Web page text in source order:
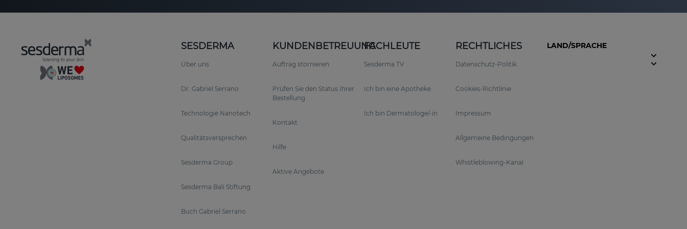
SESDERMA
Über uns
Dr. Gabriel Serrano
Technologie Nanotech
Qualitätsversprechen
Sesderma Group
Sesderma Bali Stiftung
Buch Gabriel Serrano
KUNDENBETREUUNG
Auftrag stornieren
Prüfen Sie den Status Ihrer
Bestellung
Kontakt
Hilfe
Aktive Angebote
FACHLEUTE
Sesderma TV
Ich bin eine Apotheke
Ich bin Dermatologe/-in
RECHTLICHES
Datenschutz-Politik
Cookies-Richtlinie
Impressum
Allgemeine Bedingungen
Whistleblowing-Kanal
LAND/SPRACHE